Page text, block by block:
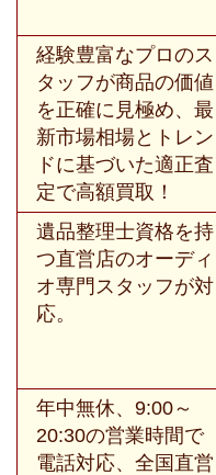
経験豊富なプロのス
タッフが商品の価値
を正確に見極め、最
新市場相場とトレン
ドに基づいた適正査
定で高額買取！
遺品整理士資格を持
つ直営店のオーディ
オ専門スタッフが対
応。
年中無休、9:00～
20:30の営業時間で
電話対応、全国直営